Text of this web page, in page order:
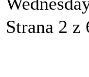
Strana 2 z